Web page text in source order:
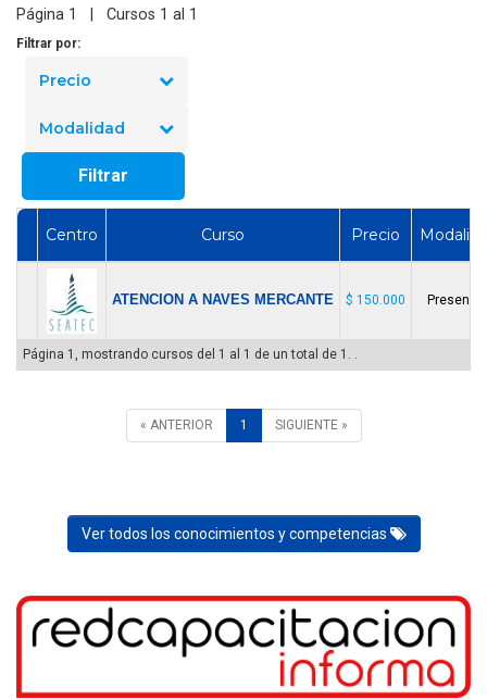
Página 1 | Cursos 1 al 1
Filtrar por:
Precio
Modalidad
Filtrar
Centro Curso Precio
ATENCION A NAVES MERCANTE $ 150.000
Página 1, mostrando cursos del 1 al 1 de un total de 1. .
« ANTERIOR 1 SIGUIENTE »
Ver todos los conocimientos y competencias